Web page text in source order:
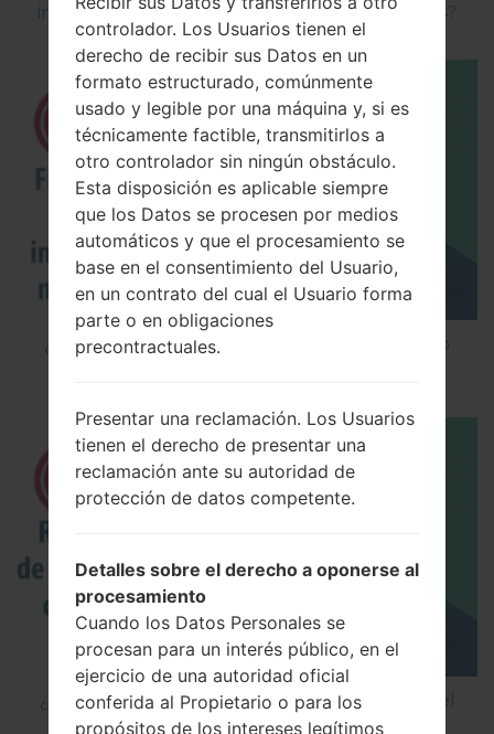
inteligente de LG mediante LG Flash Tool 2014?
¿Cómo instalar Firmware Oficial en el teléfono
¿Cómo restablecer datos de fábrica a través del
código en LG Cookie Smart T375?
controlador. Los Usuarios tienen el
derecho de recibir sus Datos en un
formato estructurado, comúnmente
usado y legible por una máquina y, si es
técnicamente factible, transmitirlos a
otro controlador sin ningún obstáculo.
Esta disposición es aplicable siempre
que los Datos se procesen por medios
automáticos y que el procesamiento se
base en el consentimiento del Usuario,
en un contrato del cual el Usuario forma
parte o en obligaciones
precontractuales.
Presentar una reclamación. Los Usuarios
tienen el derecho de presentar una
reclamación ante su autoridad de
protección de datos competente.
Detalles sobre el derecho a oponerse al
procesamiento
Cuando los Datos Personales se
procesan para un interés público, en el
ejercicio de una autoridad oficial
conferida al Propietario o para los
propósitos de los intereses legítimos